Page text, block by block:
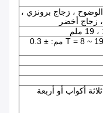
، زجاج برونزي ،
زجاج أخضر
T = 2 ~ 6 مم: ± 0.2 مم ؛T = 8 ~ 19 مم: ± 0.3
أكواب أو أربعة